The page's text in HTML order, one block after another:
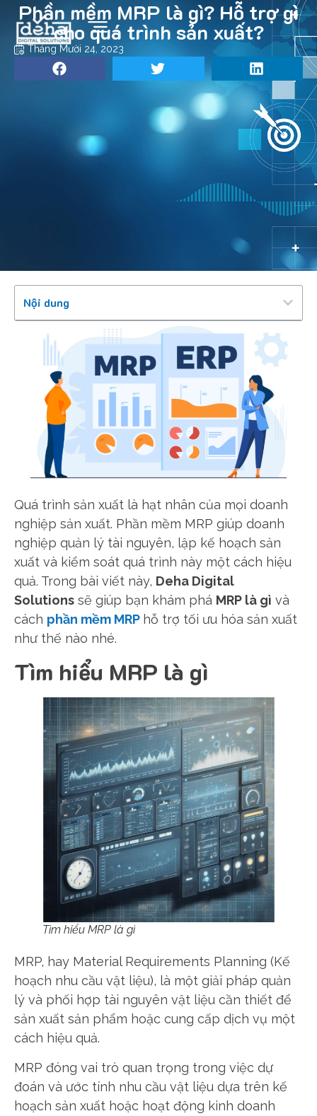
Phần mềm MRP là gì? Hỗ trợ gì
cho quá trình sản xuất?
Tháng Mười 24, 2023
Nội dung
Quá trình sản xuất là hạt nhân của mọi doanh
nghiệp sản xuất. Phần mềm MRP giúp doanh
nghiệp quản lý tài nguyên, lập kế hoạch sản
xuất và kiểm soát quá trình này một cách hiệu
quả. Trong bài viết này, Deha Digital
Solutions sẽ giúp bạn khám phá MRP là gì và
cách phần mềm MRP hỗ trợ tối ưu hóa sản xuất
như thế nào nhé.
Tìm hiểu MRP là gì
Tìm hiểu MRP là gì
MRP, hay Material Requirements Planning (Kế
hoạch nhu cầu vật liệu), là một giải pháp quản
lý và phối hợp tài nguyên vật liệu cần thiết để
sản xuất sản phẩm hoặc cung cấp dịch vụ một
cách hiệu quả.
MRP đóng vai trò quan trọng trong việc dự
đoán và ước tính nhu cầu vật liệu dựa trên kế
hoạch sản xuất hoặc hoạt động kinh doanh